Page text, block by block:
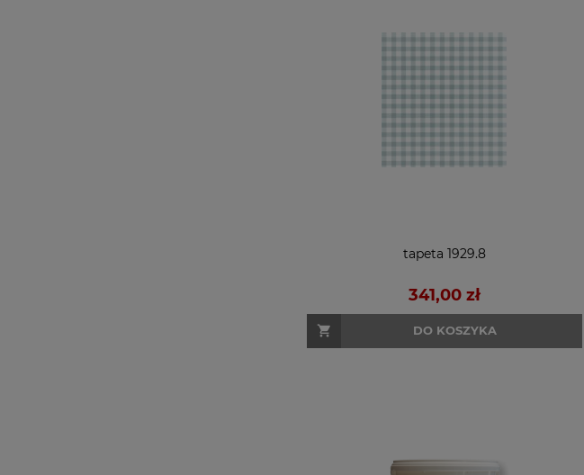
tapeta 1929.8
341,00 zł
DO KOSZYKA